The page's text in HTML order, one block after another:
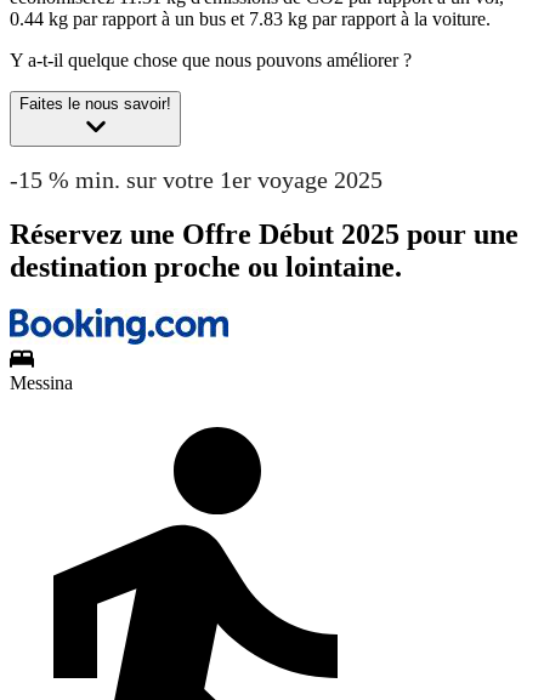
0.44 kg par rapport à un bus et 7.83 kg par rapport à la voiture.
Y a-t-il quelque chose que nous pouvons améliorer ?
Faites le nous savoir!
-15 % min. sur votre 1er voyage 2025
Réservez une Offre Début 2025 pour une
destination proche ou lointaine.
Messina